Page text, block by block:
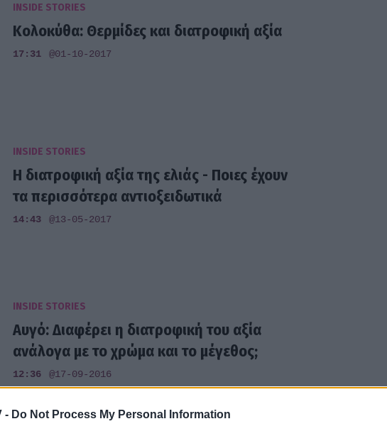
- Do Not Process My Personal Information
INSIDE STORIES
Κολοκύθα: Θερμίδες και διατροφική αξία
17:31 @01-10-2017
INSIDE STORIES
Η διατροφική αξία της ελιάς - Ποιες έχουν
τα περισσότερα αντιοξειδωτικά
14:43 @13-05-2017
INSIDE STORIES
Αυγό: Διαφέρει η διατροφική του αξία
ανάλογα με το χρώμα και το μέγεθος;
12:36 @17-09-2016